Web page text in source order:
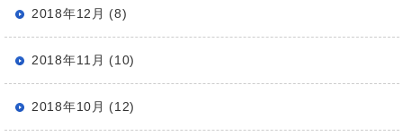
2018年12月 (8)
2018年11月 (10)
2018年10月 (12)